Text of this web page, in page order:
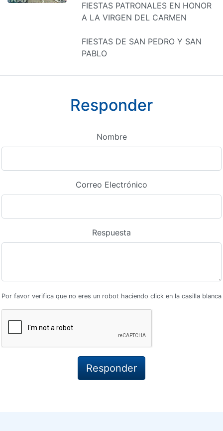
FIESTAS PATRONALES EN HONOR
A LA VIRGEN DEL CARMEN
FIESTAS DE SAN PEDRO Y SAN
PABLO
Responder
Nombre
Correo Electrónico
Respuesta
Por favor verifica que no eres un robot haciendo click en la casilla blanca